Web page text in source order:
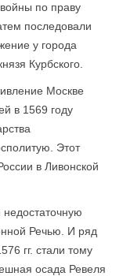
по праву
последовали
у города
Курбского.
Москве
в 1569 году
Этот
в Ливонской
Речью. И ряд
гг. стали тому
осада Ревеля